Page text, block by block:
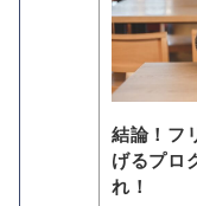
結論！フ
げるプロ
れ！